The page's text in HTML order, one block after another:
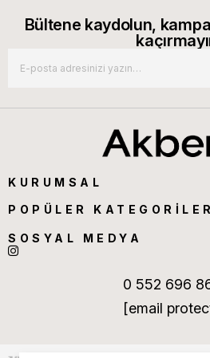
Bültene kaydolun,
KURUMSAL
POPÜLER KATEGORİLER
SOSYAL MEDYA
0 552 696
[email